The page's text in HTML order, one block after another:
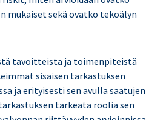
mukaiset sekä ovatko tekoälyn
tavoitteista ja toimenpiteistä
sisäisen tarkastuksen
ja erityisesti sen avulla saatujen
tärkeätä roolia sen